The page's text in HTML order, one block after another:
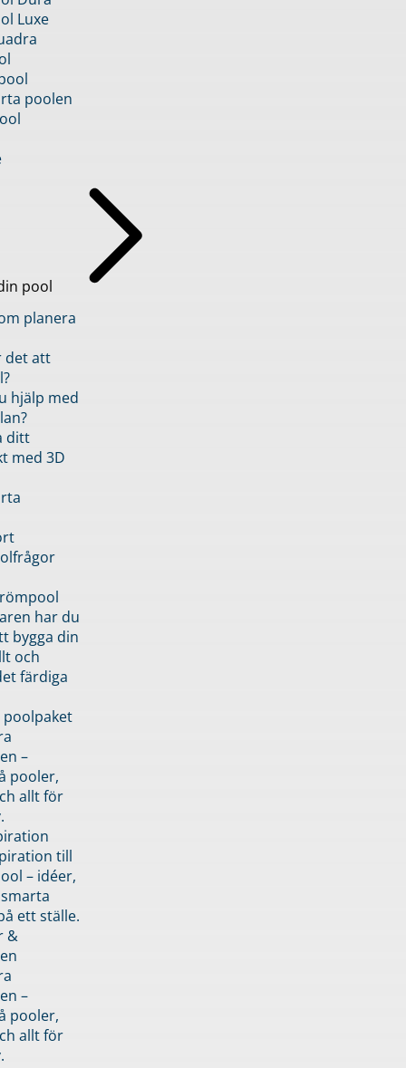
Luxe
poolen
pool
planera
det att
hjälp med
ditt
med 3D
har du
bygga din
och
färdiga
–
pooler,
allt för
till
– idéer,
ett ställe.
&
–
pooler,
allt för